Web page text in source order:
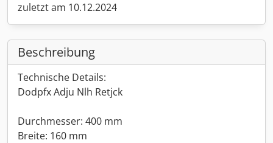
zuletzt am 10.12.2024
Beschreibung
Technische Details:
Dodpfx Adju Nlh Retjck
Durchmesser: 400 mm
Breite: 160 mm